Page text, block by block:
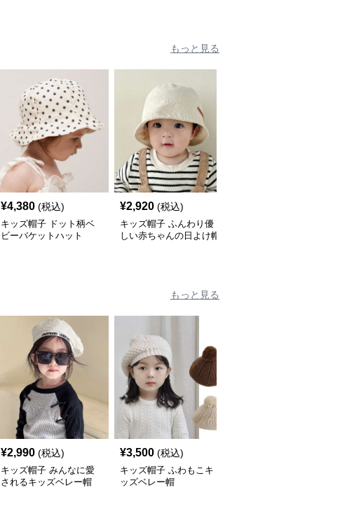
もっと見る
¥4,380 (税込)
キッズ帽子 ドット柄ベ
ビーバケットハット
¥2,920 (税込)
キッズ帽子 ふんわり優
しい赤ちゃんの日よけ帽
もっと見る
¥2,990 (税込)
キッズ帽子 みんなに愛
されるキッズベレー帽
¥3,500 (税込)
キッズ帽子 ふわもこキ
ッズベレー帽